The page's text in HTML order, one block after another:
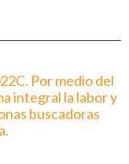
Por medio del
integral la labor y
buscadoras